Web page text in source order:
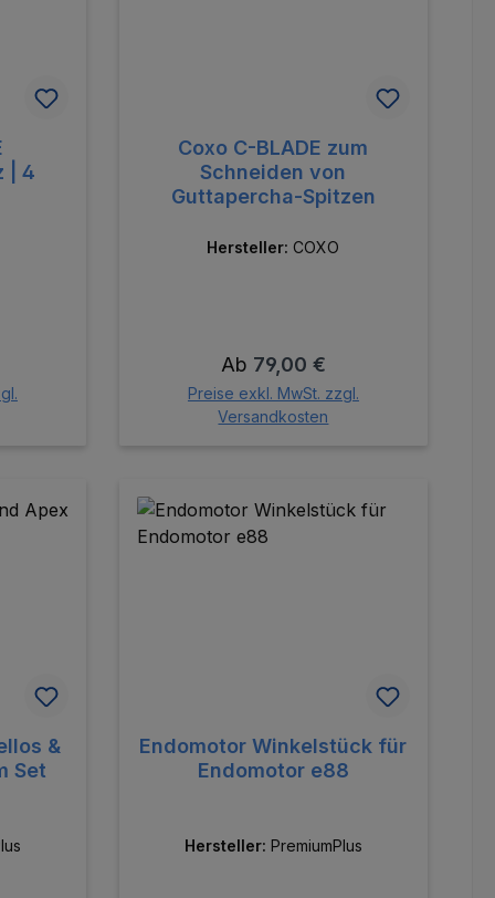
| 4
Coxo C-BLADE zum
Schneiden von
Guttapercha-Spitzen
Hersteller: COXO
Regulärer Preis:
Ab 79,00 €
Preise exkl. MwSt. zzgl.
Versandkosten
&
Set
Endomotor Winkelstück für
Endomotor e88
Hersteller: PremiumPlus